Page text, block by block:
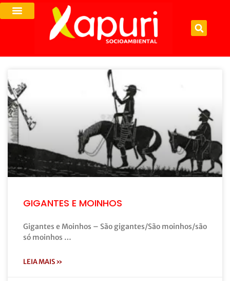
GIGANTES E MOINHOS
Gigantes e Moinhos – São gigantes/São moinhos/são
só moinhos …
LEIA MAIS »